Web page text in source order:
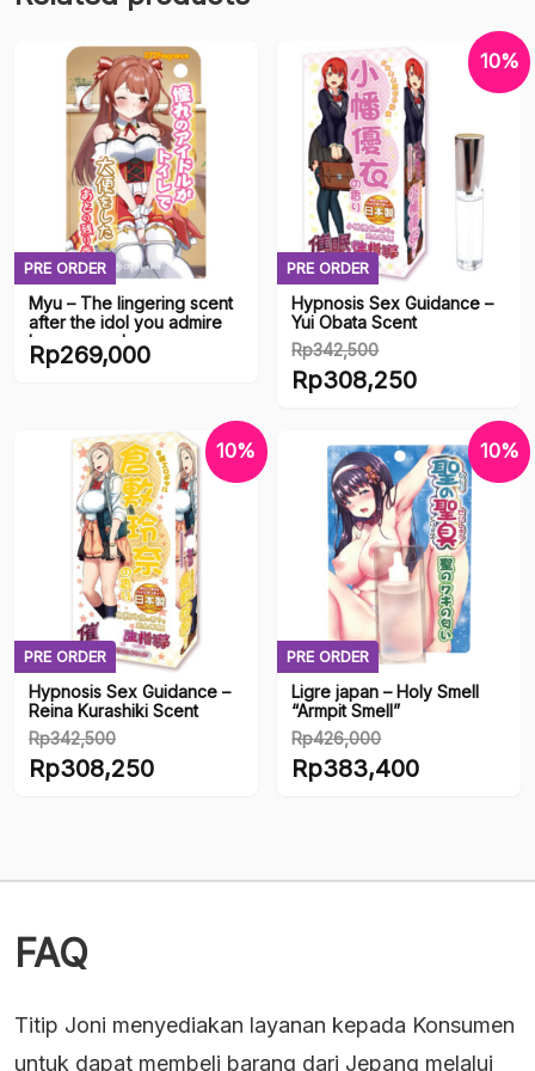
PRE ORDER
Myu – The lingering scent
after the idol you admire
has pooped
Rp269,000
PRE ORDER
10%
Hypnosis Sex Guidance –
Yui Obata Scent
Rp342,500
Original
Rp342,500.
Rp308,250
price
Rp308,250.
PRE ORDER
10%
Hypnosis Sex Guidance –
Reina Kurashiki Scent
Rp342,500
Original
Rp308,250
Rp308,250.
PRE ORDER
10%
Ligre japan – Holy Smell
“Armpit Smell”
Rp426,000
Original
Rp383,400
Rp383,400.
FAQ
Titip Joni menyediakan layanan kepada Konsumen
untuk dapat membeli barang dari Jepang melalui